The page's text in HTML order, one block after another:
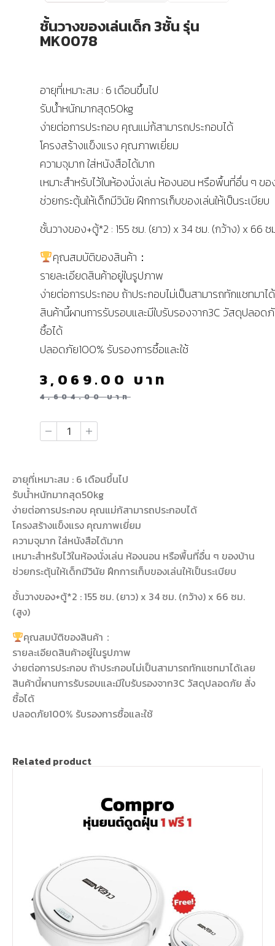
ชั้นวางของเล่นเด็ก 3ชั้น รุ่น
MK0078
อายุที่เหมาะสม : 6 เดือนขึ้นไป
รับน้ำหนักมากสุด50kg
ง่ายต่อการประกอบ คุณแม่ก้สามารถประกอบได้
โครงสร้างแข็งแรง คุณภาพเยี่ยม
ความจุมาก ใส่หนังสือได้มาก
เหมาะสำหรับไว้ในห้องนั่งเล่น ห้องนอน หรือพื้นที่อื่น ๆ ขอ
ช่วยกระตุ้นให้เด็กมีวินัย ฝึกการเก็บของเล่นให้เป็นระเบียบ
ชั้นวางของ+ตู้*2 : 155 ซม. (ยาว) x 34 ซม. (กว้าง) x 66
คุณสมบัติของสินค้า：
รายละเอียดสินค้าอยู่ในรูปภาพ
ง่ายต่อการประกอบ ถ้าประกอบไม่เป็นสามารถทักแชทมาไ
สินค้านี้ผานการรับรอบและมีใบรับรองจาก3C วัสดุปลอด
ซื้อได้
ปลอดภัย100% รับรองการซื้อและใช้
4,604.00บาท
3,069.00 บาท
อายุที่เหมาะสม : 6 เดือนขึ้นไป
รับน้ำหนักมากสุด50kg
ง่ายต่อการประกอบ คุณแม่ก้สามารถประกอบได้
โครงสร้างแข็งแรง คุณภาพเยี่ยม
ความจุมาก ใส่หนังสือได้มาก
เหมาะสำหรับไว้ในห้องนั่งเล่น ห้องนอน หรือพื้นที่อื่น ๆ ของบ้าน
ช่วยกระตุ้นให้เด็กมีวินัย ฝึกการเก็บของเล่นให้เป็นระเบียบ
ชั้นวางของ+ตู้*2 : 155 ซม. (ยาว) x 34 ซม. (กว้าง) x 66 ซม.
(สูง)
คุณสมบัติของสินค้า：
รายละเอียดสินค้าอยู่ในรูปภาพ
ง่ายต่อการประกอบ ถ้าประกอบไม่เป็นสามารถทักแชทมาได้เลย
สินค้านี้ผานการรับรอบและมีใบรับรองจาก3C วัสดุปลอดภัย สั่ง
ซื้อได้
ปลอดภัย100% รับรองการซื้อและใช้
Related product